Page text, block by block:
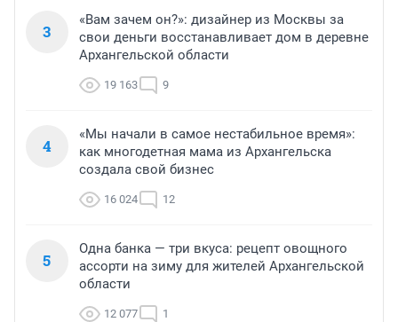
3
«Вам зачем он?»: дизайнер из Москвы за
свои деньги восстанавливает дом в деревне
Архангельской области
19 163 9
4
«Мы начали в самое нестабильное время»:
как многодетная мама из Архангельска
создала свой бизнес
16 024 12
5
Одна банка — три вкуса: рецепт овощного
ассорти на зиму для жителей Архангельской
области
12 077 1